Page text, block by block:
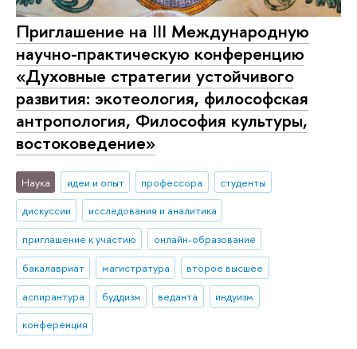
Приглашение на III Международную
научно-практическую конференцию
«Духовные стратегии устойчивого
развития: экотеология, философская
антропология, Философия культуры,
востоковедение»
Наука идеи и опыт профессора
студенты
дискуссии
исследования и аналитика
приглашение к участию
онлайн-образование
бакалавриат
магистратура
второе высшее
аспирантура
буддизм веданта
индуизм
конференция